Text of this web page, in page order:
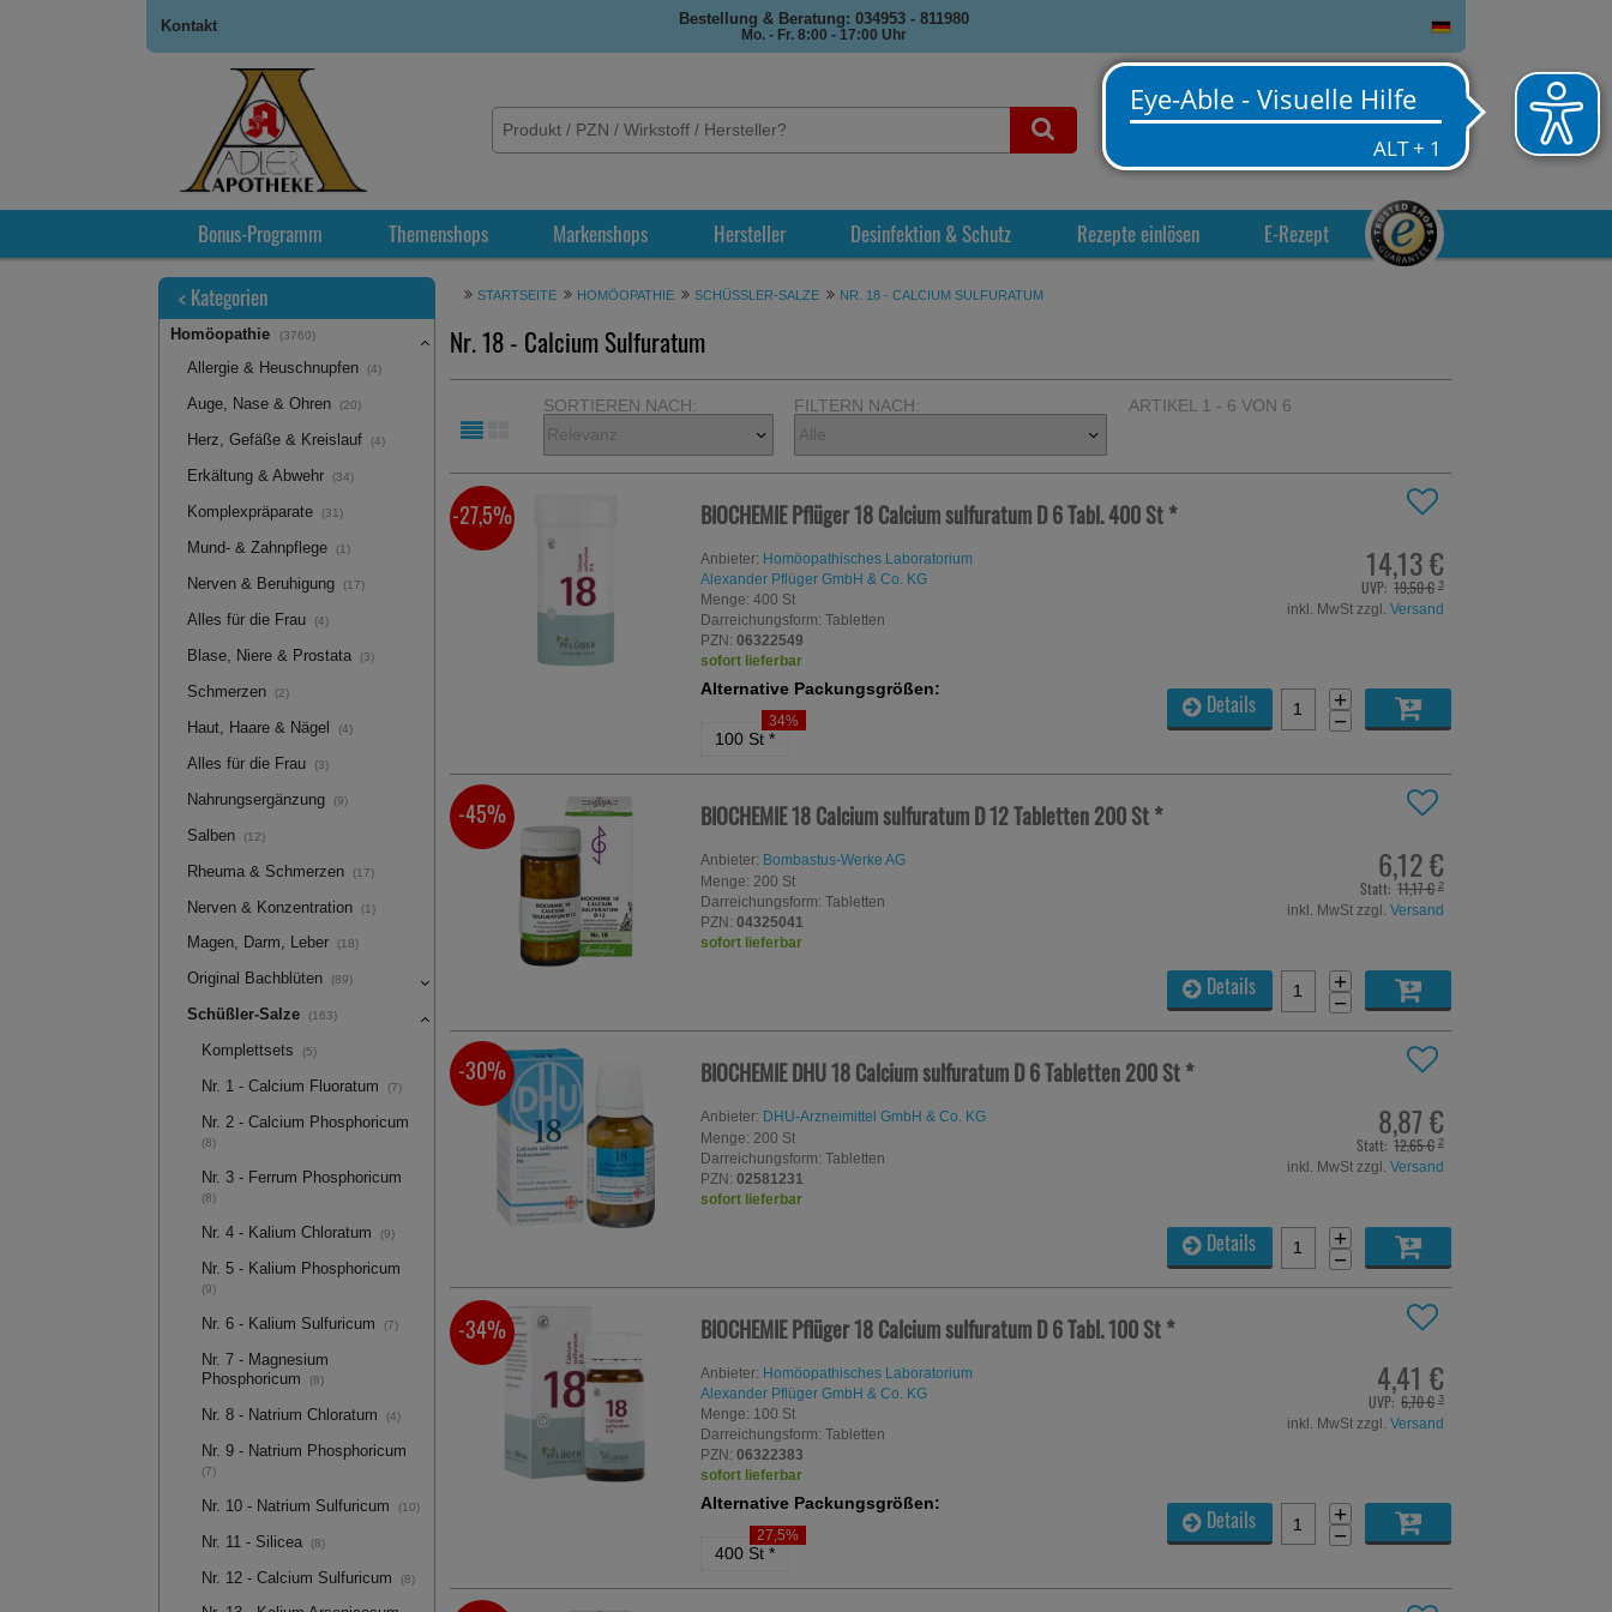
0
Warenkorb
Kontakt Bestellung & Beratung: 034953 - 811980
Mo. - Fr. 8:00 - 17:00 Uhr
Bonus-Programm Themenshops Markenshops Hersteller Desinfektion & Schutz Rezepte einlösen E-Rezept
STARTSEITE HOMÖOPATHIE SCHÜSSLER-SALZE NR. 18 - CALCIUM SULFURATUM
Nr. 18 - Calcium Sulfuratum
SORTIEREN NACH: FILTERN NACH: ARTIKEL 1 - 6 VON 6
BIOCHEMIE Pflüger 18 Calcium sulfuratum D 6 Tabl.400 St*
Anbieter: Homöopathisches Laboratorium
Alexander Pflüger GmbH & Co. KG
Menge: 400 St
Darreichungsform: Tabletten
PZN: 06322549
14,13 €
UVP: 19,50 €³
inkl. MwSt zzgl. Versand
-27,5%
sofort lieferbar
Alternative Packungsgrößen:
100 St *
34%
+
−
Details
BIOCHEMIE 18 Calcium sulfuratum D 12 Tabletten200 St*
Anbieter: Bombastus-Werke AG
Menge: 200 St
Darreichungsform: Tabletten
PZN: 04325041
6,12 €
Statt: 11,17 €²
inkl. MwSt zzgl. Versand
-45%
sofort lieferbar
+
−
Details
BIOCHEMIE DHU 18 Calcium sulfuratum D 6 Tabletten200 St*
Anbieter: DHU-Arzneimittel GmbH & Co. KG
Menge: 200 St
Darreichungsform: Tabletten
PZN: 02581231
8,87 €
Statt: 12,65 €²
inkl. MwSt zzgl. Versand
-30%
sofort lieferbar
+
−
Details
BIOCHEMIE Pflüger 18 Calcium sulfuratum D 6 Tabl.100 St*
Anbieter: Homöopathisches Laboratorium
Alexander Pflüger GmbH & Co. KG
Menge: 100 St
Darreichungsform: Tabletten
PZN: 06322383
4,41 €
UVP: 6,70 €³
inkl. MwSt zzgl. Versand
-34%
sofort lieferbar
Alternative Packungsgrößen:
400 St *
27,5%
+
−
Details
< Kategorien
Homöopathie (3760)
Allergie & Heuschnupfen (4)
Auge, Nase & Ohren (20)
Herz, Gefäße & Kreislauf (4)
Erkältung & Abwehr (34)
Komplexpräparate (31)
Mund- & Zahnpflege (1)
Nerven & Beruhigung (17)
Alles für die Frau (4)
Blase, Niere & Prostata (3)
Schmerzen (2)
Haut, Haare & Nägel (4)
Alles für die Frau (3)
Nahrungsergänzung (9)
Salben (12)
Rheuma & Schmerzen (17)
Nerven & Konzentration (1)
Magen, Darm, Leber (18)
Original Bachblüten (89)
Schüßler-Salze (163)
Komplettsets (5)
Nr. 1 - Calcium Fluoratum (7)
Nr. 2 - Calcium Phosphoricum
(8)
Nr. 3 - Ferrum Phosphoricum
(8)
Nr. 4 - Kalium Chloratum (9)
Nr. 5 - Kalium Phosphoricum
(9)
Nr. 6 - Kalium Sulfuricum (7)
Nr. 7 - Magnesium
Phosphoricum
(8)
Nr. 8 - Natrium Chloratum (4)
Nr. 9 - Natrium Phosphoricum
(7)
Nr. 10 - Natrium Sulfuricum (10)
Nr. 11 - Silicea (8)
Nr. 12 - Calcium Sulfuricum (8)